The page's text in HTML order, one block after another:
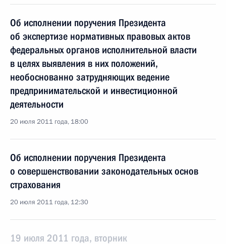
Об исполнении поручения Президента
об экспертизе нормативных правовых актов
федеральных органов исполнительной власти
в целях выявления в них положений,
необоснованно затрудняющих ведение
предпринимательской и инвестиционной
деятельности
20 июля 2011 года, 18:00
Об исполнении поручения Президента
о совершенствовании законодательных основ
страхования
20 июля 2011 года, 12:30
19 июля 2011 года, вторник